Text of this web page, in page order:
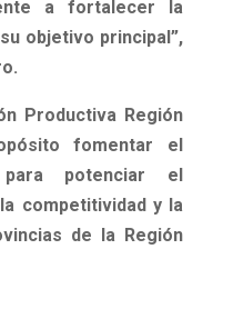
a fortalecer la
objetivo principal”,
Productiva Región
fomentar el
potenciar el
competitividad y la
de la Región